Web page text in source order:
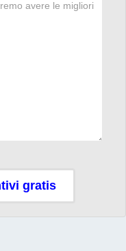
gratis